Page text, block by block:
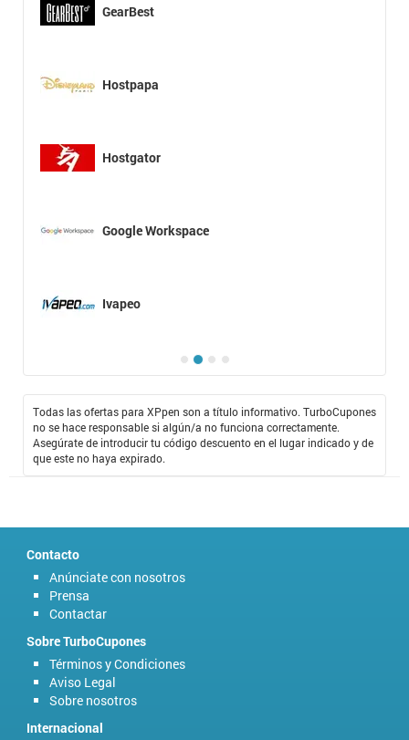
GearBest
Hostpapa
Hostgator
Google Workspace
Ivapeo
Todas las ofertas para XPpen son a título informativo. TurboCupones
no se hace responsable si algún/a no funciona correctamente.
Asegúrate de introducir tu código descuento en el lugar indicado y de
que este no haya expirado.
Contacto
Anúnciate con nosotros
Prensa
Contactar
Sobre TurboCupones
Términos y Condiciones
Aviso Legal
Sobre nosotros
Internacional